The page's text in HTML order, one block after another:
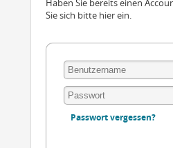
Haben Sie bereits einen
Sie sich bitte hier ein.
Passwort vergessen?